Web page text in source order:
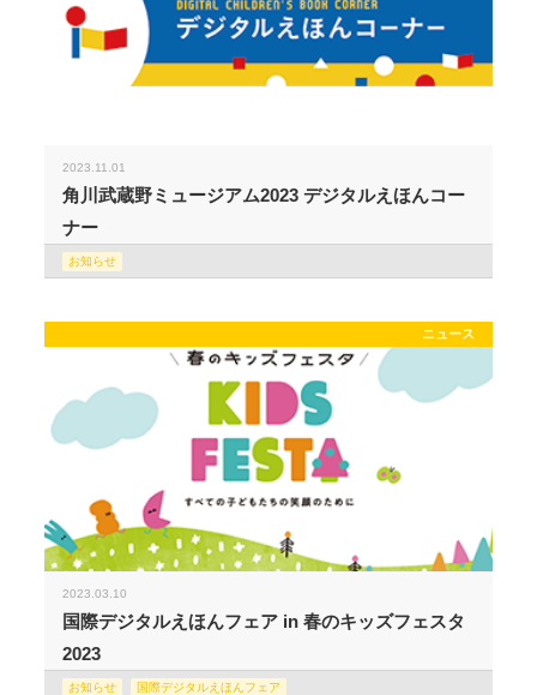
2023.11.01
角川武蔵野ミュージアム2023 デジタルえほんコー
ナー
お知らせ
ニュース
2023.03.10
国際デジタルえほんフェア in 春のキッズフェスタ
2023
お知らせ 国際デジタルえほんフェア